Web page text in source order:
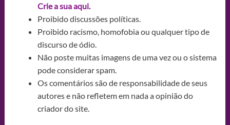
Crie a sua aqui.
Proibido discussões políticas.
Proibido racismo, homofobia ou qualquer tipo de
discurso de ódio.
Não poste muitas imagens de uma vez ou o sistema
pode considerar spam.
Os comentários são de responsabilidade de seus
autores e não refletem em nada a opinião do
criador do site.